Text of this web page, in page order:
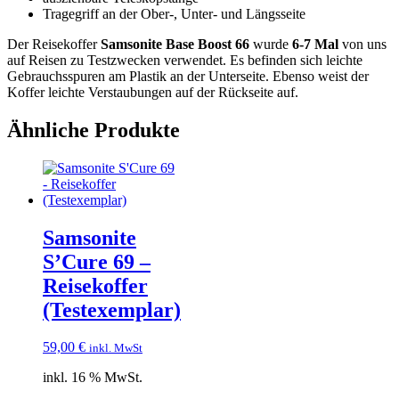
Tragegriff an der Ober-, Unter- und Längsseite
Der ReisekofferSamsonite Base Boost 66 wurde 6-7 Mal von uns
auf Reisen zu Testzwecken verwendet. Es befinden sich leichte
Gebrauchsspuren am Plastik an der Unterseite. Ebenso weist der
Koffer leichte Verstaubungen auf der Rückseite auf.
Ähnliche Produkte
Samsonite
S’Cure 69 –
Reisekoffer
(Testexemplar)
59,00 € inkl. MwSt
inkl. 16 % MwSt.